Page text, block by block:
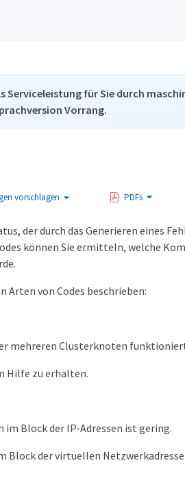
Serviceleistung für Sie durch
Vorrang.
vorschlagen PDFs
der durch das Generieren eines
können Sie ermitteln, welche
Arten von Codes beschrieben:
mehreren Clusterknoten
Hilfe zu erhalten.
Block der IP-Adressen ist gering.
Block der virtuellen